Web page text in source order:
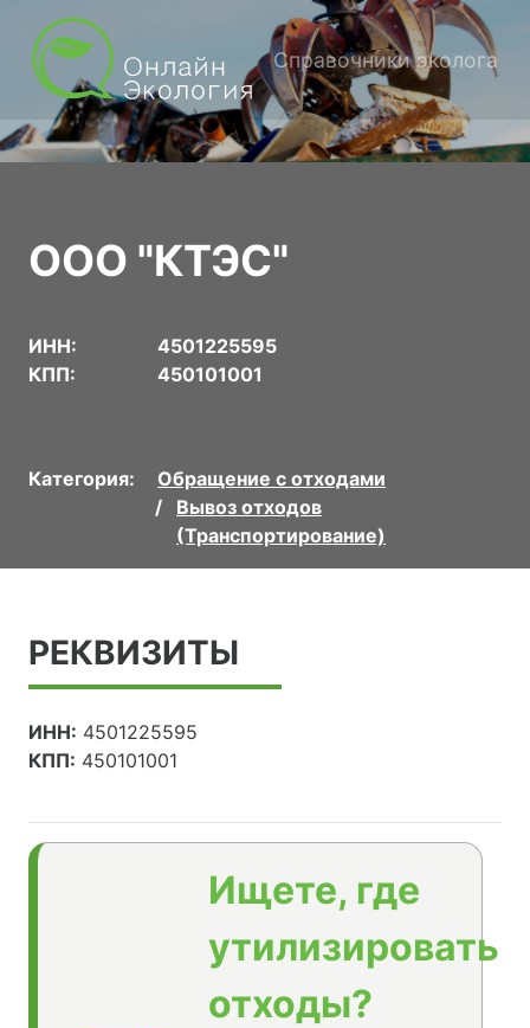
Справочники эколога
ООО "КТЭС"
ИНН:
4501225595
КПП:
450101001
Категория:
Обращение с отходами
Вывоз отходов
(Транспортирование)
РЕКВИЗИТЫ
ИНН: 4501225595
КПП: 450101001
Ищете, где
утилизировать
отходы?